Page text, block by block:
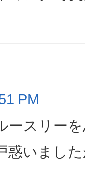
PM
ースリー
惑いまし